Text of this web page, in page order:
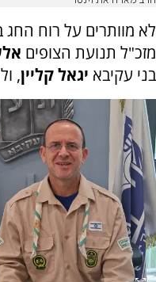
לא מוותרים על רוח החג
מזכ"ל תנועת הצופים
בני עקיבא יגאל קליין,